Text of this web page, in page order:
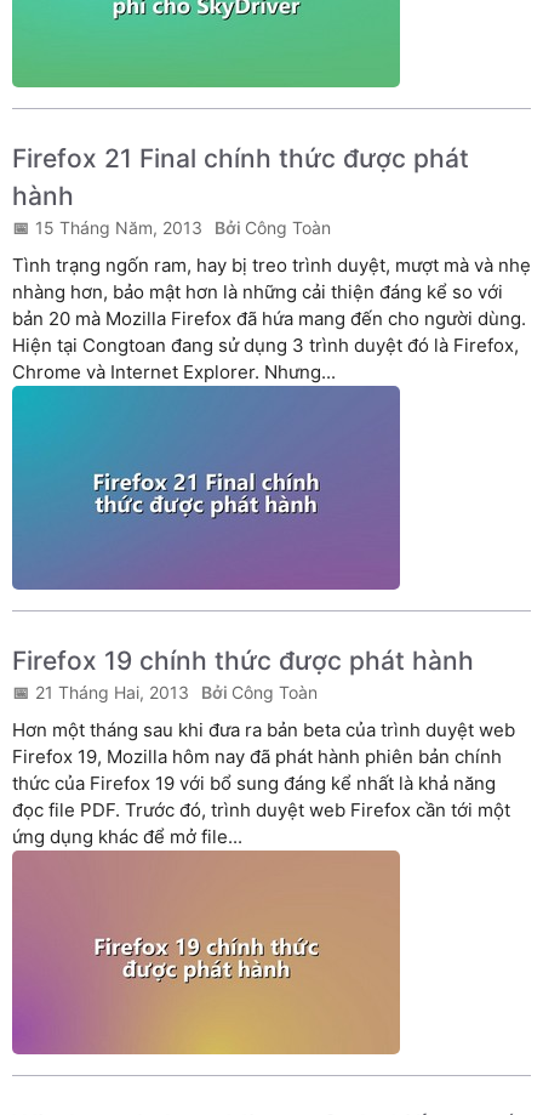
Firefox 21 Final chính thức được phát
hành
15 Tháng Năm, 2013 Công Toàn
Tình trạng ngốn ram, hay bị treo trình duyệt, mượt mà và nhẹ
nhàng hơn, bảo mật hơn là những cải thiện đáng kể so với
bản 20 mà Mozilla Firefox đã hứa mang đến cho người dùng.
Hiện tại Congtoan đang sử dụng 3 trình duyệt đó là Firefox,
Chrome và Internet Explorer. Nhưng...
Firefox 19 chính thức được phát hành
21 Tháng Hai, 2013 Công Toàn
Hơn một tháng sau khi đưa ra bản beta của trình duyệt web
Firefox 19, Mozilla hôm nay đã phát hành phiên bản chính
thức của Firefox 19 với bổ sung đáng kể nhất là khả năng
đọc file PDF. Trước đó, trình duyệt web Firefox cần tới một
ứng dụng khác để mở file...